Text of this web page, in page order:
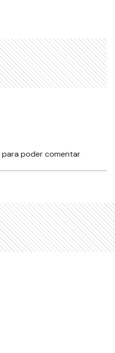
para poder comentar